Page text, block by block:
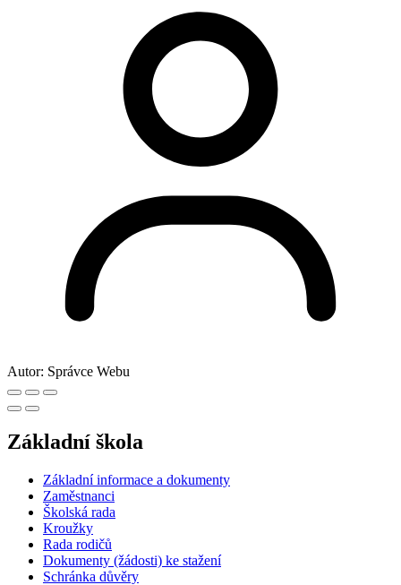
Autor: Správce Webu
Základní škola
Základní informace a dokumenty
Zaměstnanci
Školská rada
Kroužky
Rada rodičů
Dokumenty (žádosti) ke stažení
Schránka důvěry